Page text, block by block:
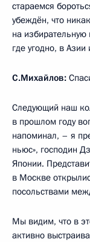
стараемся
убеждён, что
на
где угодно, в
С.Михайлов:
Следующий наш
в прошлом году
напоминал, – я
ньюс», господин
Японии.
в Москве
посольствами
Мы видим, что в
активно